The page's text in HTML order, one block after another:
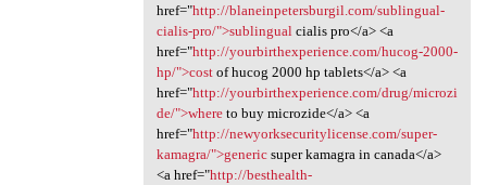
href="http://blaneinpetersburgil.com/sublingual-
cialis-pro/">sublingual cialis pro</a> <a
href="http://yourbirthexperience.com/hucog-2000-
hp/">costof hucog 2000 hp tablets</a> <a
href="http://yourbirthexperience.com/drug/microzi
de/">whereto buy microzide</a> <a
href="http://newyorksecuritylicense.com/super-
kamagra/">genericsuper kamagra in canada</a>
<a href="http://besthealth-